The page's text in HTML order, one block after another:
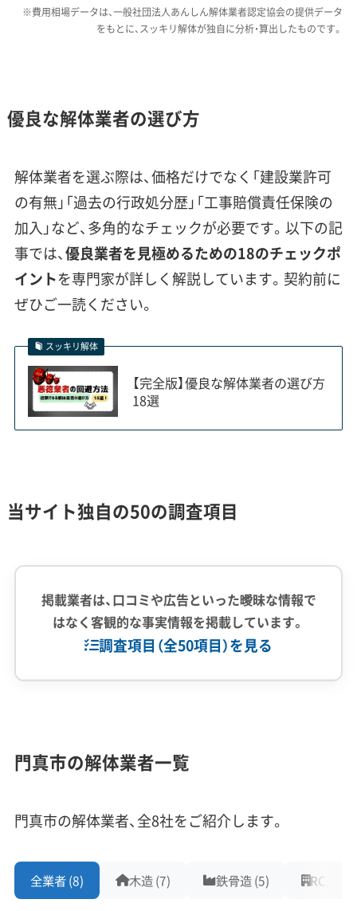
より3割から5割ほど高くなる主な要因です。加
えて、隣家と壁を共有する「長屋」の切り離し解
運営者 稲垣
ような密集地では、隣家との距離が
非常に近く「壁の補修」や「境界線」
をめぐるトラブル相談が後を絶ち
ません。だからこそ、見積もりの段
階で「隣家への配慮」や「万が一の補
償」について具体的に説明してくれ
る、誠実な業者を選ぶことが何より
も大切です。
補助金で古い家屋の解体を強く後押ししてい
ます。
小路町、元町、本町、石原町、大倉町の5町は、戦後に
高い密度でひしめき合っています。
これらの地区は道が狭く、地震や火災が起きた際に
消防車が入れないことから、大阪府によって「地震
※費用相場データは、一般社団法人あんしん解体業者認定協会の提供データ
をもとに、スッキリ解体が独自に分析・算出したものです。
優良な解体業者の選び方
解体業者を選ぶ際は、価格だけでなく「建設業許可
の有無」「過去の行政処分歴」「工事賠償責任保険の
加入」など、多角的なチェックが必要です。以下の記
事では、優良業者を見極めるための18のチェックポ
イントを専門家が詳しく解説しています。契約前に
ぜひご一読ください。
スッキリ解体
【完全版】優良な解体業者の選び方
18選
当サイト独自の50の調査項目
掲載業者は、口コミや広告といった曖昧な情報で
はなく客観的な事実情報を掲載しています。
調査項目（全50項目）を見る
従業員30人以上
中間処理場保有
アスベストレベル1,2除去 ブロック塀
土木工事
門真市の解体業者一覧
門真市の解体業者、全8社をご紹介します。
全業者 (8) 木造 (7) 鉄骨造 (5) RC造 (5)